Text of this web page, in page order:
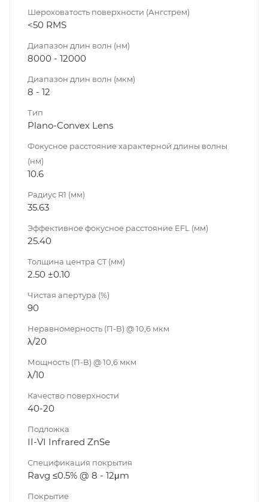
Шероховатость поверхности (Ангстрем)
<50 RMS
Диапазон длин волн (нм)
8000 - 12000
Диапазон длин волн (мкм)
8 - 12
Тип
Plano-Convex Lens
Фокусное расстояние характерной длины волны
(нм)
10.6
Радиус R1 (мм)
35.63
Эффективное фокусное расстояние EFL (мм)
25.40
Толщина центра CT (мм)
2.50 ±0.10
Чистая апертура (%)
90
Неравномерность (П-В) @ 10,6 мкм
λ/20
Мощность (П-В) @ 10,6 мкм
λ/10
Качество поверхности
40-20
Подложка
II-VI Infrared ZnSe
Спецификация покрытия
Ravg ≤0.5% @ 8 - 12μm
Покрытие